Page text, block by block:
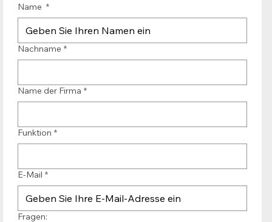
Name *
Nachname *
Name der Firma *
Funktion *
E-Mail *
Fragen: